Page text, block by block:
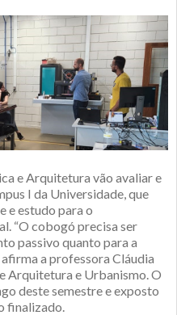
e Arquitetura vão avaliar e
I da Universidade, que
e estudo para o
“O cobogó precisa ser
passivo quanto para a
a professora Cláudia
Arquitetura e Urbanismo. O
deste semestre e exposto
finalizado.